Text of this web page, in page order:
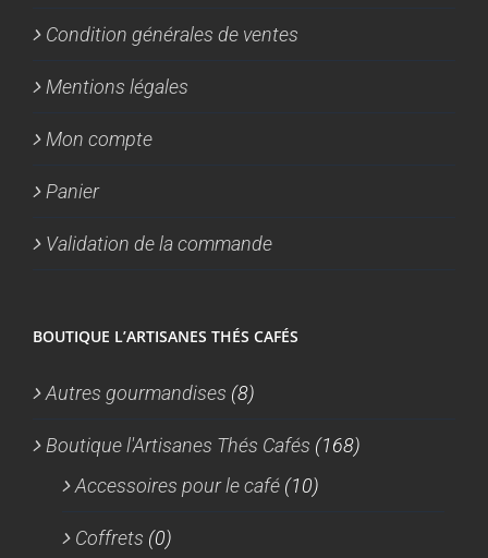
Condition générales de ventes
Mentions légales
Mon compte
Panier
Validation de la commande
BOUTIQUE L’ARTISANES THÉS CAFÉS
Autres gourmandises (8)
Boutique l'Artisanes Thés Cafés (168)
Accessoires pour le café (10)
Coffrets (0)